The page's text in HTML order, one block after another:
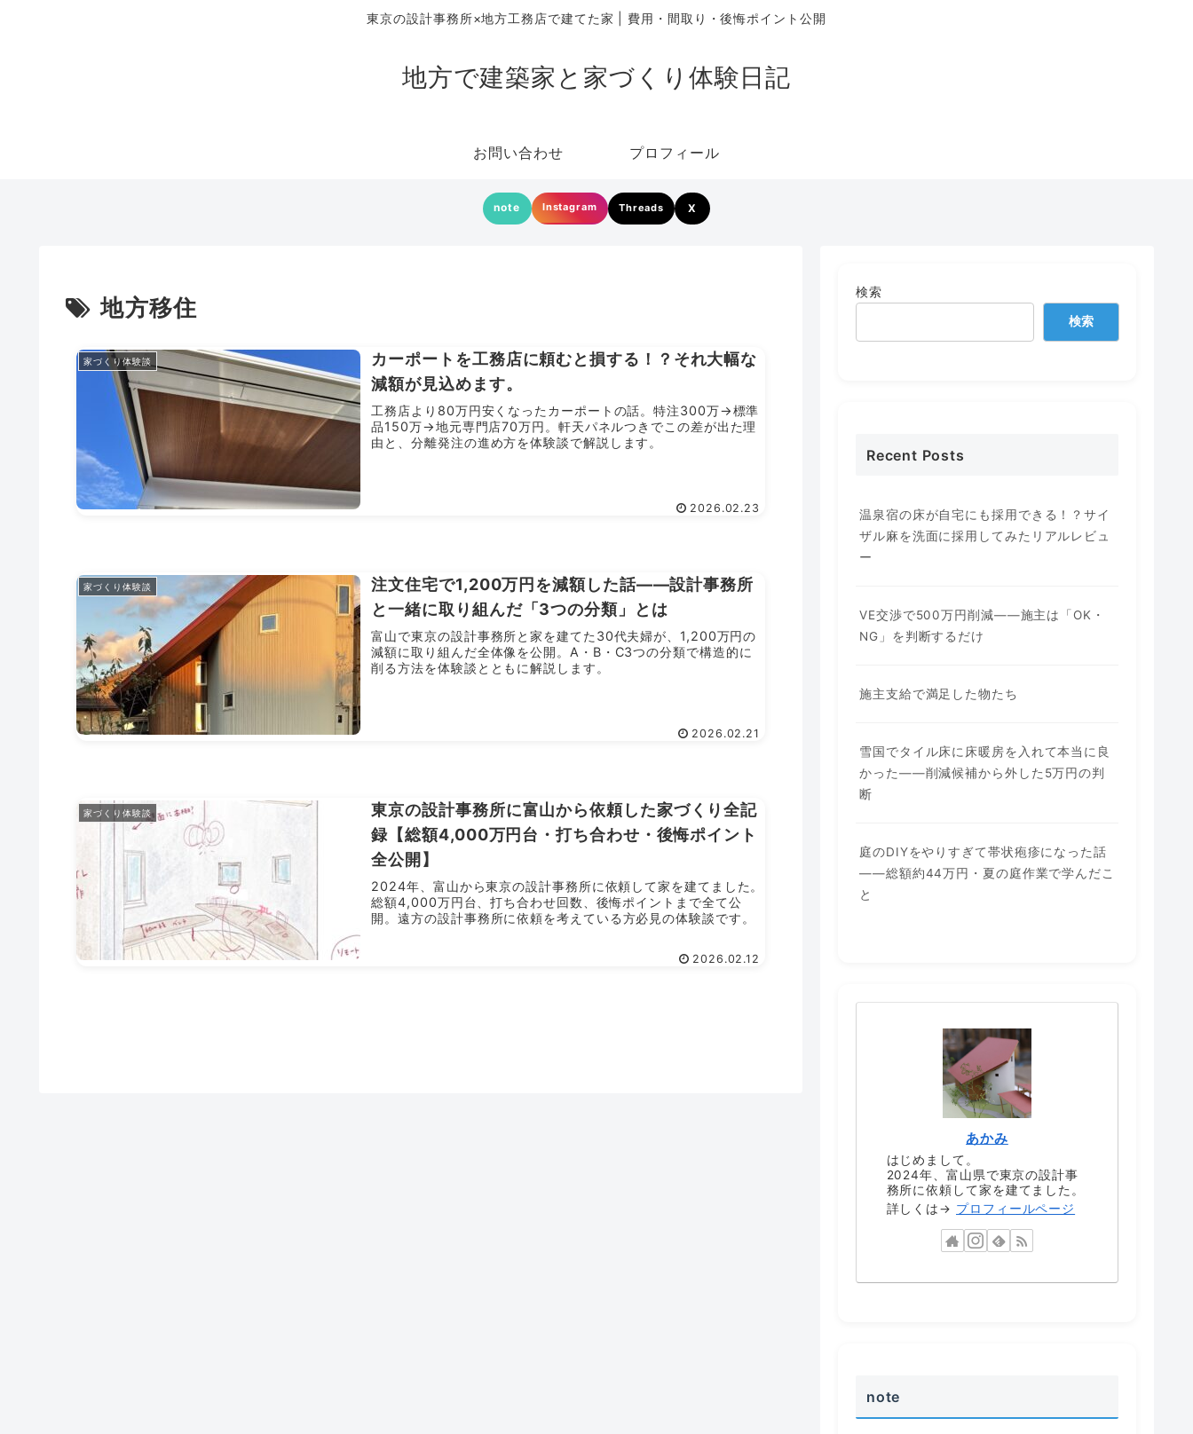
東京の設計事務所×地方工務店で建てた家 | 費用・間取り・後悔ポイント公開
地方で建築家と家づくり体験日記
お問い合わせ プロフィール
note Instagram Threads X
地方移住
家づくり体験談
カーポートを工務店に頼むと損する！？それ大幅な
減額が見込めます。
工務店より80万円安くなったカーポートの話。特注300万→標準
品150万→地元専門店70万円。軒天パネルつきでこの差が出た理
由と、分離発注の進め方を体験談で解説します。
2026.02.23
家づくり体験談
注文住宅で1,200万円を減額した話——設計事務所
と一緒に取り組んだ「3つの分類」とは
富山で東京の設計事務所と家を建てた30代夫婦が、1,200万円の
減額に取り組んだ全体像を公開。A・B・C3つの分類で構造的に
削る方法を体験談とともに解説します。
2026.02.21
家づくり体験談
東京の設計事務所に富山から依頼した家づくり全記
録【総額4,000万円台・打ち合わせ・後悔ポイント
全公開】
2024年、富山から東京の設計事務所に依頼して家を建てました。
総額4,000万円台、打ち合わせ回数、後悔ポイントまで全て公
開。遠方の設計事務所に依頼を考えている方必見の体験談です。
2026.02.12
検索
検索
Recent Posts
温泉宿の床が自宅にも採用できる！？サイ
ザル麻を洗面に採用してみたリアルレビュ
ー
VE交渉で500万円削減——施主は「OK・
NG」を判断するだけ
施主支給で満足した物たち
雪国でタイル床に床暖房を入れて本当に良
かった——削減候補から外した5万円の判
断
庭のDIYをやりすぎて帯状疱疹になった話
——総額約44万円・夏の庭作業で学んだこ
と
あかみ
はじめまして。
2024年、富山県で東京の設計事
務所に依頼して家を建てました。
詳しくは→ プロフィールページ
note